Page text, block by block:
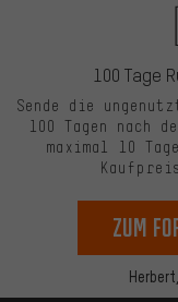
Herbert,
100 Tage
Sende die
100 Tagen nach
maximal 10
zum